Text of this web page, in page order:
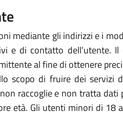
mediante gli indirizzi e i
e di contatto dell’utente.
al fine di ottenere
scopo di fruire dei servizi
raccoglie e non tratta
età. Gli utenti minori di